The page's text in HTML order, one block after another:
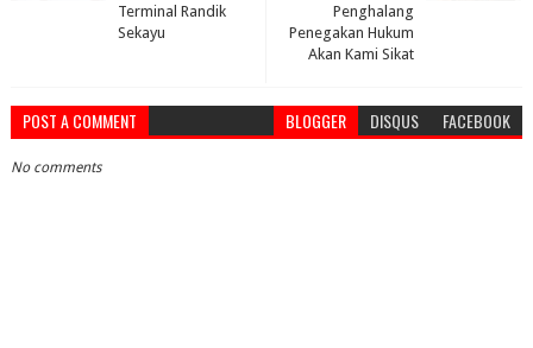
Penghalang
Penegakan Hukum
Akan Kami Sikat
Terminal Randik
Sekayu
POST A COMMENT BLOGGER DISQUS FACEBOOK
No comments